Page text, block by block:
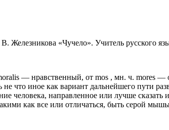
Железникова «Чучело». Учитель русского
— нравственный, от mos , мн. ч. mores
что иное как вариант дальнейшего пути
человека, направленное или лучше
как все или отличаться, быть серой